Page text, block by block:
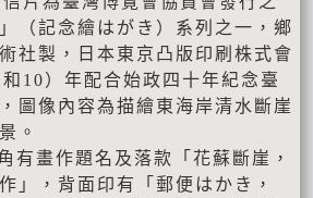
（記念繪はがき）系列之一，鄉
社製，日本東京凸版印刷株式會
10）年配合始政四十年紀念臺
圖像內容為描繪東海岸清水斷崖
。
有畫作題名及落款「花蘇斷崖，
」，背面印有「郵便はかき，